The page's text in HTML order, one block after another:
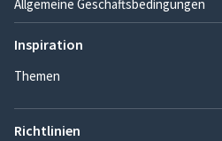
Allgemeine Geschäftsbedingungen
Inspiration
Themen
Richtlinien